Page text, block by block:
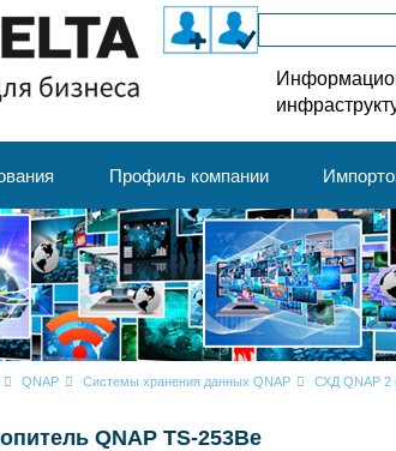
Профиль компании
QNAP Системы хранения данных QNAP СХД QNAP 2
QNAP TS-253Be